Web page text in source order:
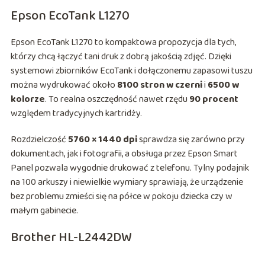
Epson EcoTank L1270
Epson EcoTank L1270 to kompaktowa propozycja dla tych,
którzy chcą łączyć tani druk z dobrą jakością zdjęć. Dzięki
systemowi zbiorników EcoTank i dołączonemu zapasowi tuszu
można wydrukować około 8100 stron w czernii 6500 w
kolorze. To realna oszczędność nawet rzędu90 procent
względem tradycyjnych kartridży.
Rozdzielczość 5760 × 1440 dpisprawdza się zarówno przy
dokumentach, jak i fotografii, a obsługa przez Epson Smart
Panel pozwala wygodnie drukować z telefonu. Tylny podajnik
na 100 arkuszy i niewielkie wymiary sprawiają, że urządzenie
bez problemu zmieści się na półce w pokoju dziecka czy w
małym gabinecie.
Brother HL-L2442DW